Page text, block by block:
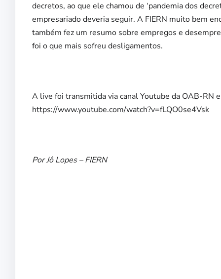
decretos, ao que ele chamou de ‘pandemia dos
empresariado deveria seguir. A FIERN muito bem
também fez um resumo sobre empregos e
foi o que mais sofreu desligamentos.
A live foi transmitida via canal Youtube da OAB-RN
https://www.youtube.com/watch?v=fLQO0se4Vsk
Por Jô Lopes – FIERN